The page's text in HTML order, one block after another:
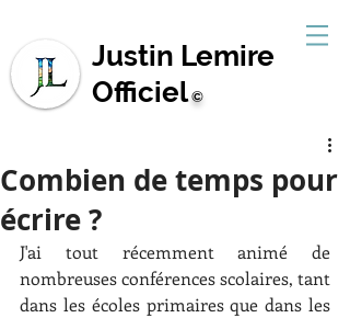
Justin Lemire
Officiel ©
Combien de temps pour
écrire ?
J'ai tout récemment animé de
nombreuses conférences scolaires, tant
dans les écoles primaires que dans les